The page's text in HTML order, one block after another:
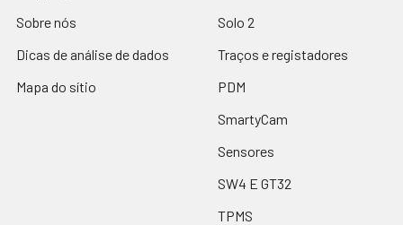
Sobre nós
Dicas de análise de dados
Mapa do sítio
Solo 2
Traços e registadores
PDM
SmartyCam
Sensores
SW4 E GT32
TPMS